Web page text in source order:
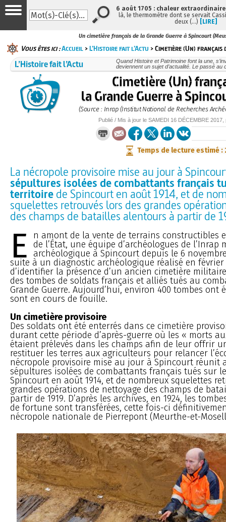
Un cimetière français de la Grande Guerre à Spincourt
Vous êtes ici :Accueil >L’Histoire fait l’Actu > Cimetière (Un) français
L’Histoire fait l’Actu
Quand Histoire et Patrimoine font la une,
deviennent un sujet d’actualité. Le passé au
Cimetière (Un)
la Grande Guerre à
(Source : Inrap (Institut National de Recherches
Publié / Mis à jour le SAMEDI 16 DÉCEMBRE 2017
Temps de lecture estimé :
La nécropole provisoire mise au jour à
sépultures isolées de combattants français
territoirede Spincourt en août 1914, et de
squelettes retrouvés lors des grandes
des champs de batailles alentours à partir de
E
n amont de la vente de terrains constructibles
de l’État, une équipe d’archéologues de
archéologique à Spincourt depuis le 6
suite à un diagnostic archéologique réalisé en
d’identifier la présence d’un ancien cimetière
des tombes de soldats français et alliés tués au
Grande Guerre. Aujourd’hui, environ 400 tombes ont
sont en cours de fouille.
Un cimetière provisoire
Des soldats ont été enterrés dans ce cimetière
durant cette période d’après-guerre où les « morts
étaient prélevés dans les champs afin de leur offrir
restituer les terres aux agriculteurs pour relancer
nécropole provisoire mise au jour à Spincourt réunit
sépultures isolées de combattants français tués sur
Spincourt en août 1914, et de nombreux squelettes
grandes opérations de nettoyage des champs de
partir de 1919. D’après les archives, en 1924, les
de fortune sont transférées, cette fois-ci
nécropole nationale de Pierrepont (Meurthe-et-
6 août 1705 : chaleur
là, le thermomètre dont se servait
deux (…) [LIRE]